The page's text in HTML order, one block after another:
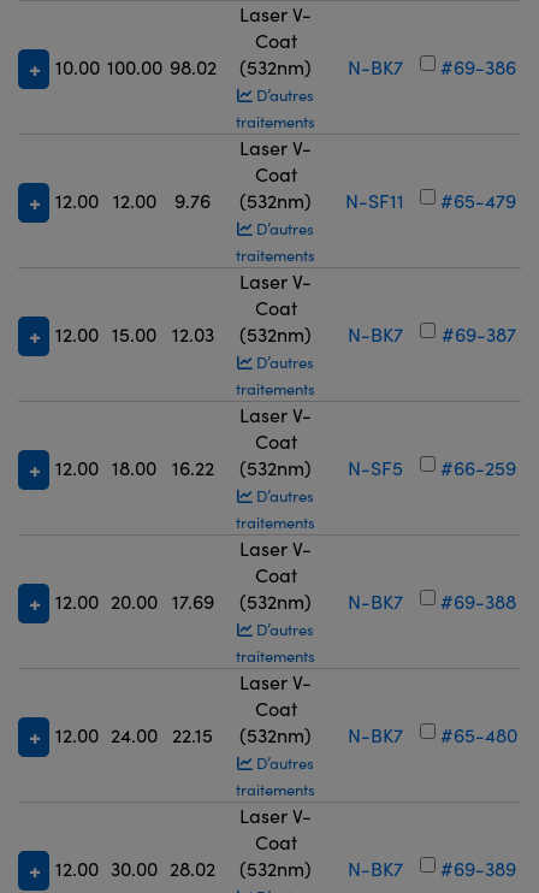
10.00 100.00 98.02
Laser V-
Coat
(532nm)
D’autres
traitements
N-BK7 #69-386
12.00 12.00 9.76
Laser V-
Coat
(532nm)
D’autres
traitements
N-SF11 #65-479
12.00 15.00 12.03
Laser V-
Coat
(532nm)
D’autres
traitements
N-BK7 #69-387
12.00 18.00 16.22
Laser V-
Coat
(532nm)
D’autres
traitements
N-SF5 #66-259
12.00 20.00 17.69
Laser V-
Coat
(532nm)
D’autres
traitements
N-BK7 #69-388
12.00 24.00 22.15
Laser V-
Coat
(532nm)
D’autres
traitements
N-BK7 #65-480
12.00 30.00 28.02
Laser V-
Coat
(532nm)
N-BK7 #69-389